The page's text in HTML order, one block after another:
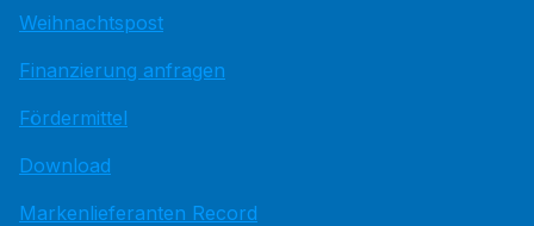
Weihnachtspost
Finanzierung anfragen
Fördermittel
Download
Markenlieferanten Record